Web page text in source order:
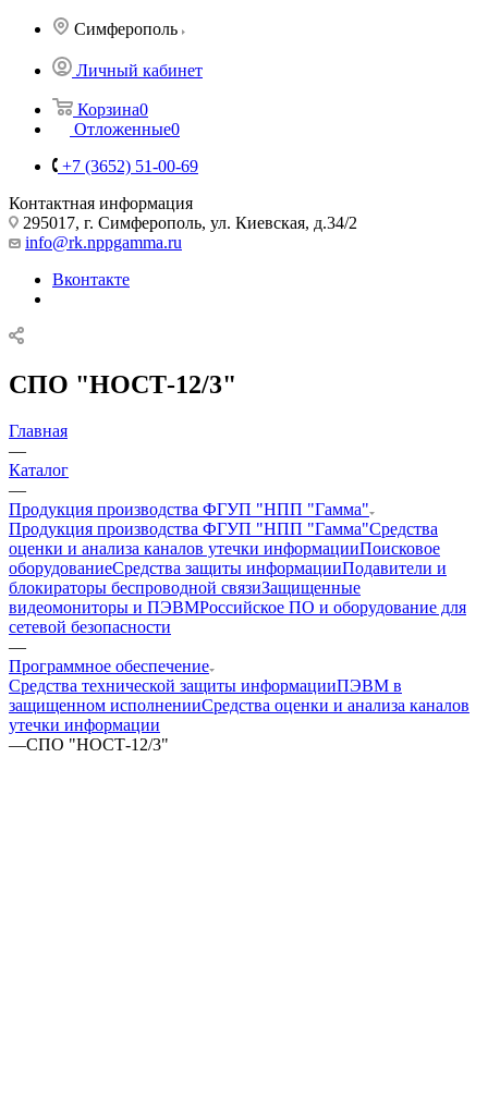
Симферополь
Личный кабинет
Корзина0
Отложенные0
+7 (3652) 51-00-69
Контактная информация
295017, г. Симферополь, ул. Киевская, д.34/2
info@rk.nppgamma.ru
Вконтакте
СПО "НОСТ-12/3"
Главная
—
Каталог
—
Продукция производства ФГУП "НПП "Гамма"
Продукция производства ФГУП "НПП "Гамма"Средства
оценки и анализа каналов утечки информацииПоисковое
оборудованиеСредства защиты информацииПодавители и
блокираторы беспроводной связиЗащищенные
видеомониторы и ПЭВМРоссийское ПО и оборудование для
сетевой безопасности
—
Программное обеспечение
Средства технической защиты информацииПЭВМ в
защищенном исполненииСредства оценки и анализа каналов
утечки информации
—СПО "НОСТ-12/3"